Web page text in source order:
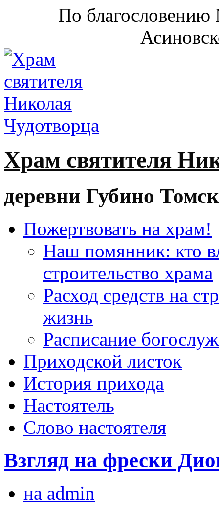
По благословению
Храм святителя
деревни Губино
Пожертвовать на храм!
Наш помянник: кто
строительство храма
Расход средств на
жизнь
Расписание
Приходской листок
История прихода
Настоятель
Слово настоятеля
Взгляд на фрески
на admin